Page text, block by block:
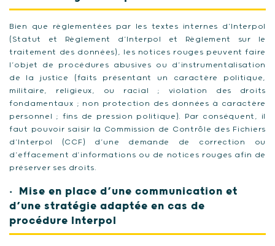
Bien que règlementées par les textes internes d’Interpol
(Statut et Règlement d’Interpol et Règlement sur le
traitement des données), les notices rouges peuvent faire
l’objet de procédures abusives ou d’instrumentalisation
de la justice (faits présentant un caractère politique,
militaire, religieux, ou racial ; violation des droits
fondamentaux ; non protection des données à caractère
personnel ; fins de pression politique). Par conséquent, il
faut pouvoir saisir la Commission de Contrôle des Fichiers
d’Interpol (CCF) d’une demande de correction ou
d’effacement d’informations ou de notices rouges afin de
préserver ses droits.
Mise en place d’une communication et
d’une stratégie adaptée en cas de
procédure Interpol